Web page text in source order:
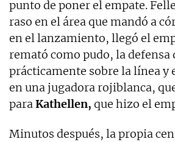
punto de poner el empate.
raso en el área que mandó a
en el lanzamiento, llegó el
remató como pudo, la defensa
prácticamente sobre la línea y
en una jugadora rojiblanca,
paraKathellen, que hizo el
Minutos después, la propia